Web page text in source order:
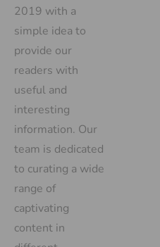
2019 with a
simple idea to
provide our
readers with
useful and
interesting
information. Our
team is dedicated
to curating a wide
range of
captivating
content in